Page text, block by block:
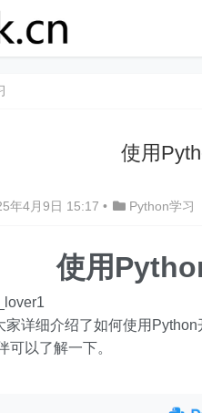
使用
年4月9日 15:17 • Python学习
使用
家详细介绍了如何使用
可以了解一下。